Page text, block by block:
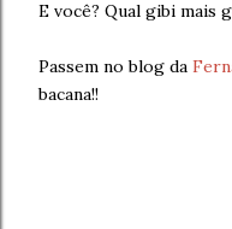
E você? Qual gibi mais
Passem no blog da
bacana!!